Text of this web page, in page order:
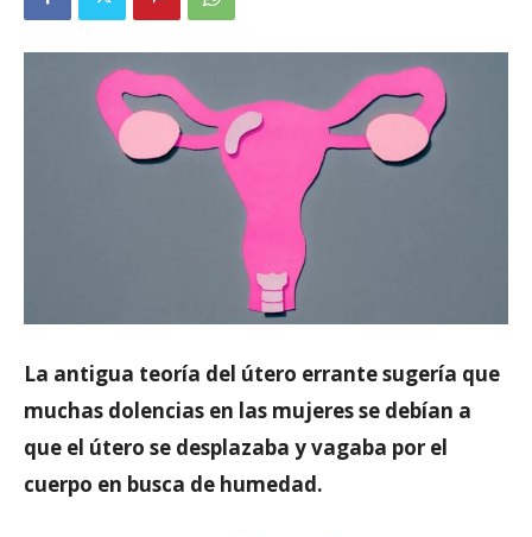
La antigua teoría del útero errante sugería que
muchas dolencias en las mujeres se debían a
que el útero se desplazaba y vagaba por el
cuerpo en busca de humedad.